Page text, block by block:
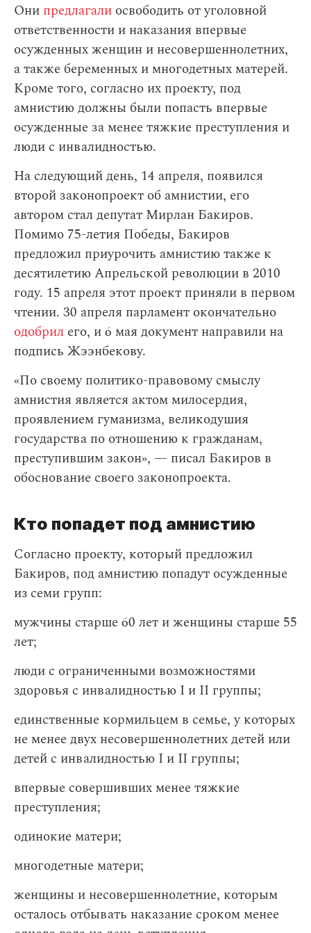
Они предлагали освободить от уголовной
ответственности и наказания впервые
осужденных женщин и несовершеннолетних,
а также беременных и многодетных матерей.
Кроме того, согласно их проекту, под
амнистию должны были попасть впервые
осужденные за менее тяжкие преступления и
люди с инвалидностью.
На следующий день, 14 апреля, появился
второй законопроект об амнистии, его
автором стал депутат Мирлан Бакиров.
Помимо 75-летия Победы, Бакиров
предложил приурочить амнистию также к
десятилетию Апрельской революции в 2010
году. 15 апреля этот проект приняли в первом
чтении. 30 апреля парламент окончательно
одобрил его, и 6 мая документ направили на
подпись Жээнбекову.
«По своему политико-правовому смыслу
амнистия является актом милосердия,
проявлением гуманизма, великодушия
государства по отношению к гражданам,
преступившим закон», — писал Бакиров в
обоснование своего законопроекта.
Кто попадет под амнистию
Согласно проекту, который предложил
Бакиров, под амнистию попадут осужденные
из семи групп:
мужчины старше 60 лет и женщины старше 55
лет;
люди с ограниченными возможностями
здоровья с инвалидностью I и II группы;
единственные кормильцем в семье, у которых
не менее двух несовершеннолетних детей или
детей с инвалидностью I и II группы;
впервые совершивших менее тяжкие
преступления;
одинокие матери;
многодетные матери;
женщины и несовершеннолетние, которым
осталось отбывать наказание сроком менее